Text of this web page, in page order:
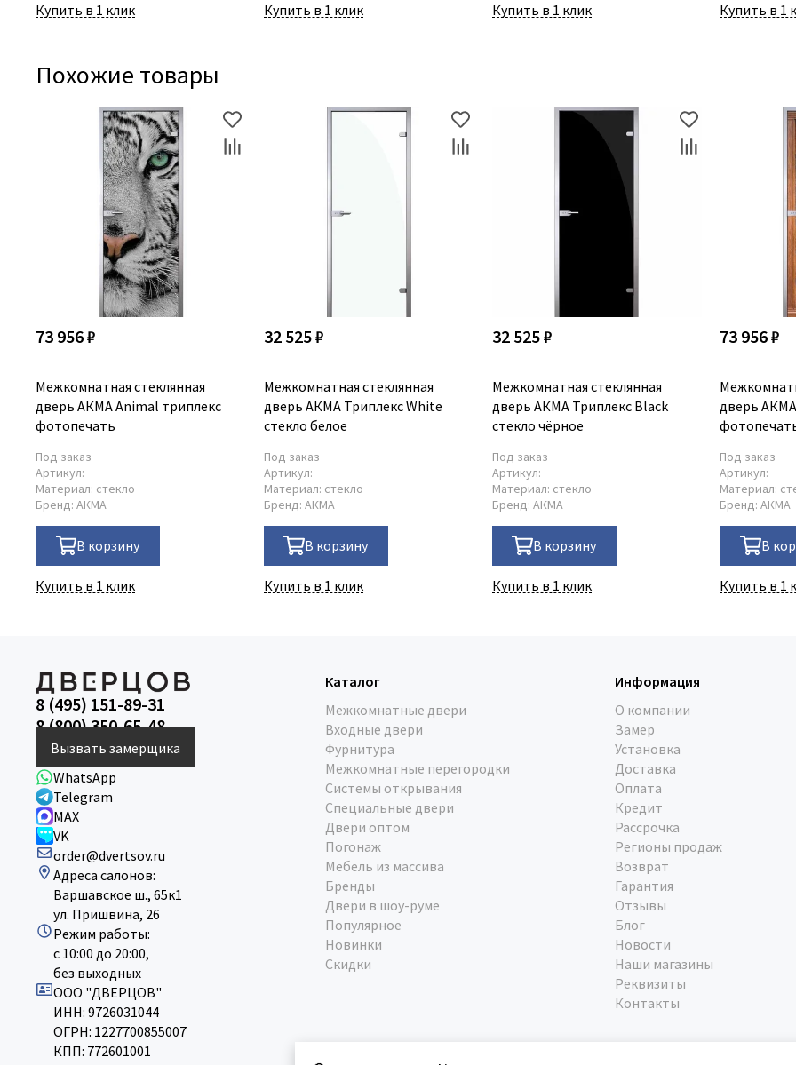
Купить в 1 клик Купить в 1 клик Купить в 1 клик Купить в 1
Похожие товары
73 956 ₽
Межкомнатная стеклянная
дверь АКМА Animal триплекс
фотопечать
Под заказ
Артикул:
Материал: стекло
Бренд: АКМА
В корзину
Купить в 1 клик
32 525 ₽
Межкомнатная стеклянная
дверь АКМА Триплекс White
стекло белое
Под заказ
Артикул:
Материал: стекло
Бренд: АКМА
В корзину
Купить в 1 клик
32 525 ₽
Межкомнатная стеклянная
дверь АКМА Триплекс Black
стекло чёрное
Под заказ
Артикул:
Материал: стекло
Бренд: АКМА
В корзину
Купить в 1 клик
73 956 ₽
дверь
Под заказ
Артикул:
Материал:
Бренд:АКМА
В
Купить в 1
8 (495) 151-89-31
8 (800) 350-65-48
Вызвать замерщика
WhatsApp
Telegram
MAX
VK
order@dvertsov.ru
Адреса салонов:
Варшавское ш., 65к1
ул. Пришвина, 26
Режим работы:
с 10:00 до 20:00,
без выходных
ООО "ДВЕРЦОВ"
ИНН: 9726031044
ОГРН: 1227700855007
КПП: 772601001
Каталог
Межкомнатные двери
Входные двери
Фурнитура
Межкомнатные перегородки
Системы открывания
Специальные двери
Двери оптом
Погонаж
Мебель из массива
Бренды
Двери в шоу-руме
Популярное
Новинки
Скидки
Информация
О компании
Замер
Установка
Доставка
Оплата
Кредит
Рассрочка
Регионы продаж
Возврат
Гарантия
Отзывы
Блог
Новости
Наши магазины
Реквизиты
Контакты